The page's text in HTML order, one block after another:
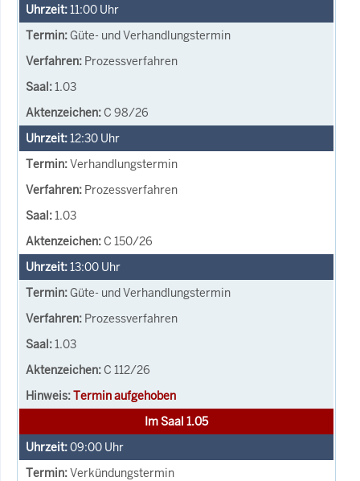
11:00 Uhr
Güte- und Verhandlungstermin
Prozessverfahren
1.03
C 98/26
12:30 Uhr
Verhandlungstermin
Prozessverfahren
1.03
C 150/26
13:00 Uhr
Güte- und Verhandlungstermin
Prozessverfahren
1.03
C 112/26
Termin aufgehoben
Im Saal 1.05
09:00 Uhr
Verkündungstermin